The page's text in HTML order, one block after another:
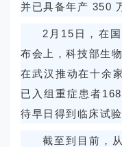
并已具备年产 350
2月15日，在
布会上，科技部生
在武汉推动在十余
已入组重症患者
待早日得到临床试
截至到目前，